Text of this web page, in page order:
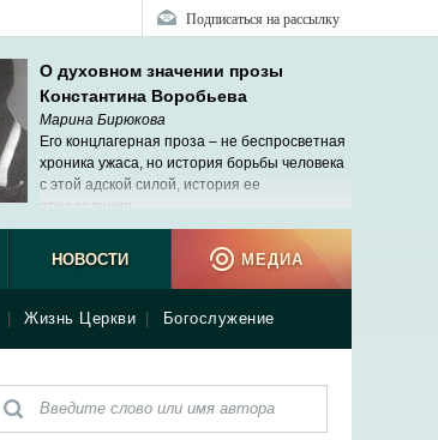
Подписаться на рассылку
О духовном значении прозы
Константина Воробьева
Марина Бирюкова
Его концлагерная проза – не беспросветная
хроника ужаса, но история борьбы человека
с этой адской силой, история ее
преодоления.
Жизнь Церкви Богослужение
НОВОСТИ МЕДИА